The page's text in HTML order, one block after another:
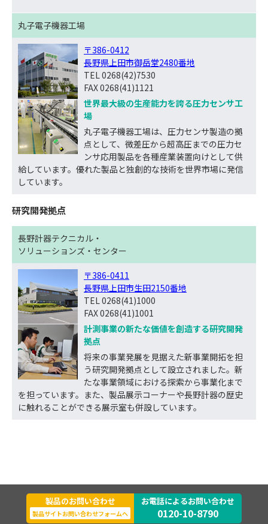
丸子電子機器工場
〒386-0412
長野県上田市御岳堂2480番地
TEL 0268(42)7530
FAX 0268(41)1121
世界最大級の生産能力を誇る圧力センサ工
場
丸子電子機器工場は、圧力センサ製造の拠
点として、微差圧から超高圧までの圧力セ
ンサ応用製品を各種産業装置向けとして供
給しています。優れた製品と独創的な技術を世界市場に発信
しています。
研究開発拠点
長野計器テクニカル・
ソリューションズ・センター
〒386-0411
長野県上田市生田2150番地
TEL 0268(41)1000
FAX 0268(41)1001
計測事業の新たな価値を創造する研究開発
拠点
将来の事業発展を見据えた新事業開拓を担
う研究開発拠点として設立されました。新
たな事業領域における探索から事業化まで
を担っています。また、製品展示コーナーや長野計器の歴史
に触れることができる展示室も併設しています。
製品のお問い合わせ
製品サイトお問い合わせフォームへ
お電話によるお問い合わせ
0120-10-8790